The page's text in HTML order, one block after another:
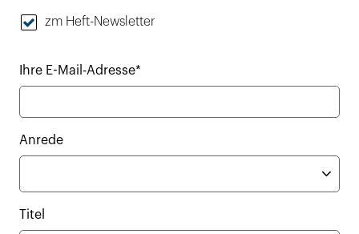
zm Heft-Newsletter
Ihre E-Mail-Adresse*
Anrede
Titel